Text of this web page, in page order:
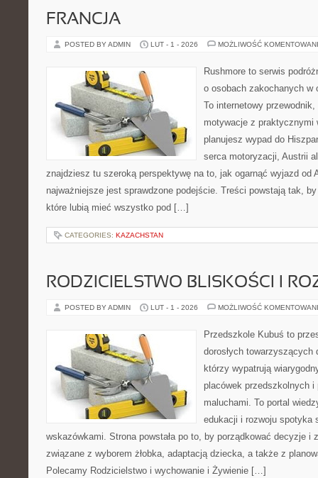
FRANCJA
POSTED BY ADMIN LUT - 1 - 2026 MOŻLIWOŚĆ
Rushmore to serwis
o osobach zakochanych w
To internetowy
motywacje z praktycznymi
planujesz wypad do
serca motoryzacji, Austrii
znajdziesz tu szeroką perspektywę na to, jak ogarnąć wyjazd od
najważniejsze jest sprawdzone podejście. Treści powstają tak,
które lubią mieć wszystko pod […]
CATEGORIES: KAZACHSTAN
RODZICIELSTWO BLISKOŚCI I
POSTED BY ADMIN LUT - 1 - 2026 MOŻLIWOŚĆ
Przedszkole Kubuś to
dorosłych
którzy wypatrują
placówek przedszkolnych i
maluchami. To portal
edukacji i rozwoju spotyka
wskazówkami. Strona powstała po to, by porządkować decyzje i
związane z wyborem żłobka, adaptacją dziecka, a także z
Polecamy Rodzicielstwo i wychowanie i Żywienie […]